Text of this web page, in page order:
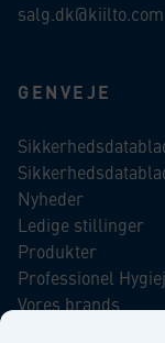
salg.dk@kiilto.com
GENVEJE
Nyheder
Ledige stillinger
Produkter
Professionel
Vores brands